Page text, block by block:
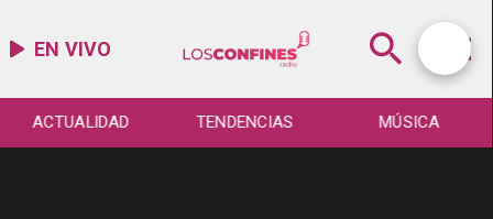
EN VIVO
ACTUALIDAD TENDENCIAS MÚSICA